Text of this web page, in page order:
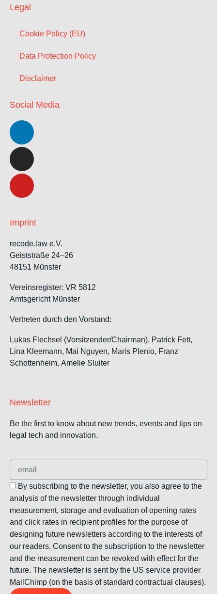
Legal
Cookie Policy (EU)
Data Protection Policy
Disclaimer
Social Media
Imprint
recode.law e.V.
Geiststraße 24–26
48151 Münster
Vereinsregister: VR 5812
Amtsgericht Münster
Vertreten durch den Vorstand:
Lukas Flechsel (Vorsitzender/Chairman), Patrick Fett,
Lina Kleemann, Mai Nguyen, Maris Plenio, Franz
Schottenheim, Amelie Sluiter
Newsletter
Be the first to know about new trends, events and tips on
legal tech and innovation.
By subscribing to the newsletter, you also agree to the
analysis of the newsletter through individual
measurement, storage and evaluation of opening rates
and click rates in recipient profiles for the purpose of
designing future newsletters according to the interests of
our readers. Consent to the subscription to the newsletter
and the measurement can be revoked with effect for the
future. The newsletter is sent by the US service provider
MailChimp (on the basis of standard contractual clauses).